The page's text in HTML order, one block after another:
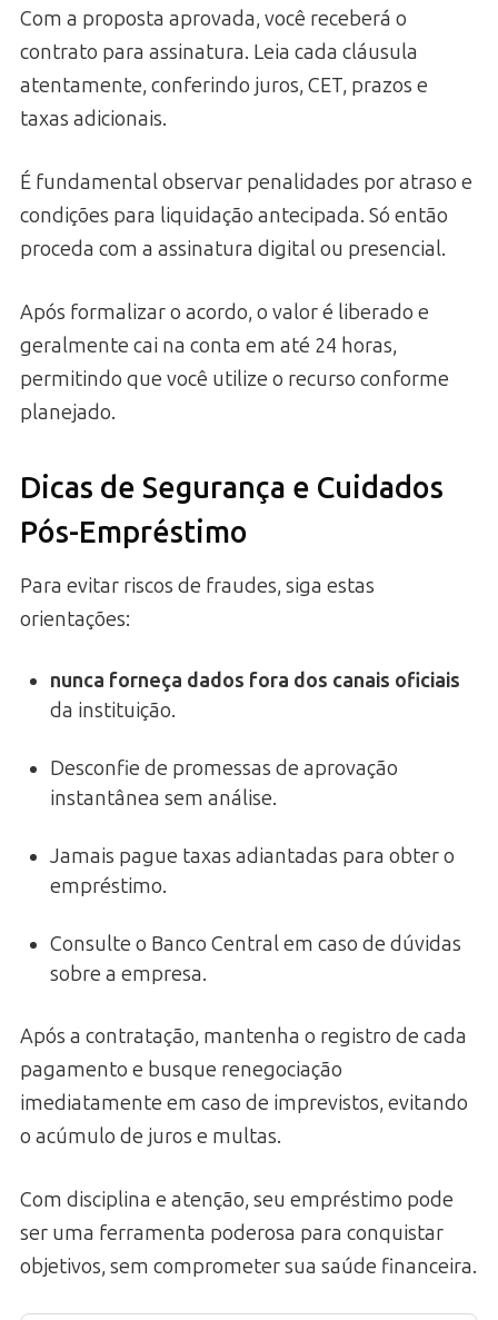
Com a proposta aprovada, você receberá o
contrato para assinatura. Leia cada cláusula
atentamente, conferindo juros, CET, prazos e
taxas adicionais.
É fundamental observar penalidades por atraso e
condições para liquidação antecipada. Só então
proceda com a assinatura digital ou presencial.
Após formalizar o acordo, o valor é liberado e
geralmente cai na conta em até 24 horas,
permitindo que você utilize o recurso conforme
planejado.
Dicas de Segurança e Cuidados
Pós-Empréstimo
Para evitar riscos de fraudes, siga estas
orientações:
nunca forneça dados fora dos canais oficiais
da instituição.
Desconfie de promessas de aprovação
instantânea sem análise.
Jamais pague taxas adiantadas para obter o
empréstimo.
Consulte o Banco Central em caso de dúvidas
sobre a empresa.
Após a contratação, mantenha o registro de cada
pagamento e busque renegociação
imediatamente em caso de imprevistos, evitando
o acúmulo de juros e multas.
Com disciplina e atenção, seu empréstimo pode
ser uma ferramenta poderosa para conquistar
objetivos, sem comprometer sua saúde financeira.